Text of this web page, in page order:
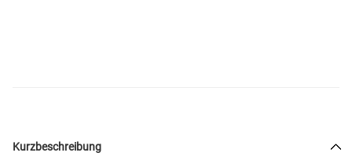
Kurzbeschreibung